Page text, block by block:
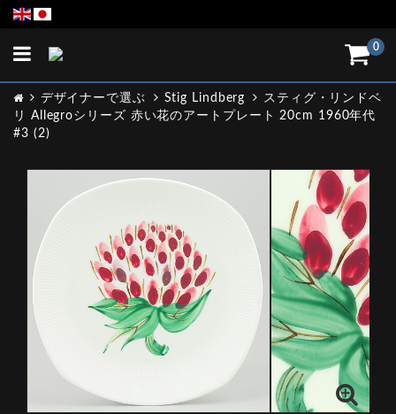
0
Toggle
デザイナーで選ぶ Stig Lindberg
スティグ・リンドベ
リ Allegroシリーズ 赤い花のアートプレート 20cm 1960年代
#3 (2)